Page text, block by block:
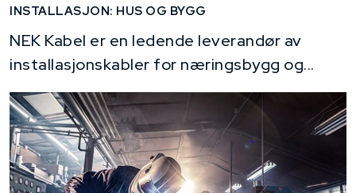
INSTALLASJON: HUS OG BYGG
NEK Kabel er en ledende leverandør av
installasjonskabler for næringsbygg og...